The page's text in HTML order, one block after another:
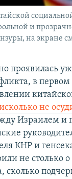
и
на экране
проявилась
в
не
Израилем и
КНР и
не столько
сколько